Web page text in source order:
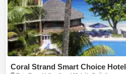
Coral Strand Smart Choice Hotel